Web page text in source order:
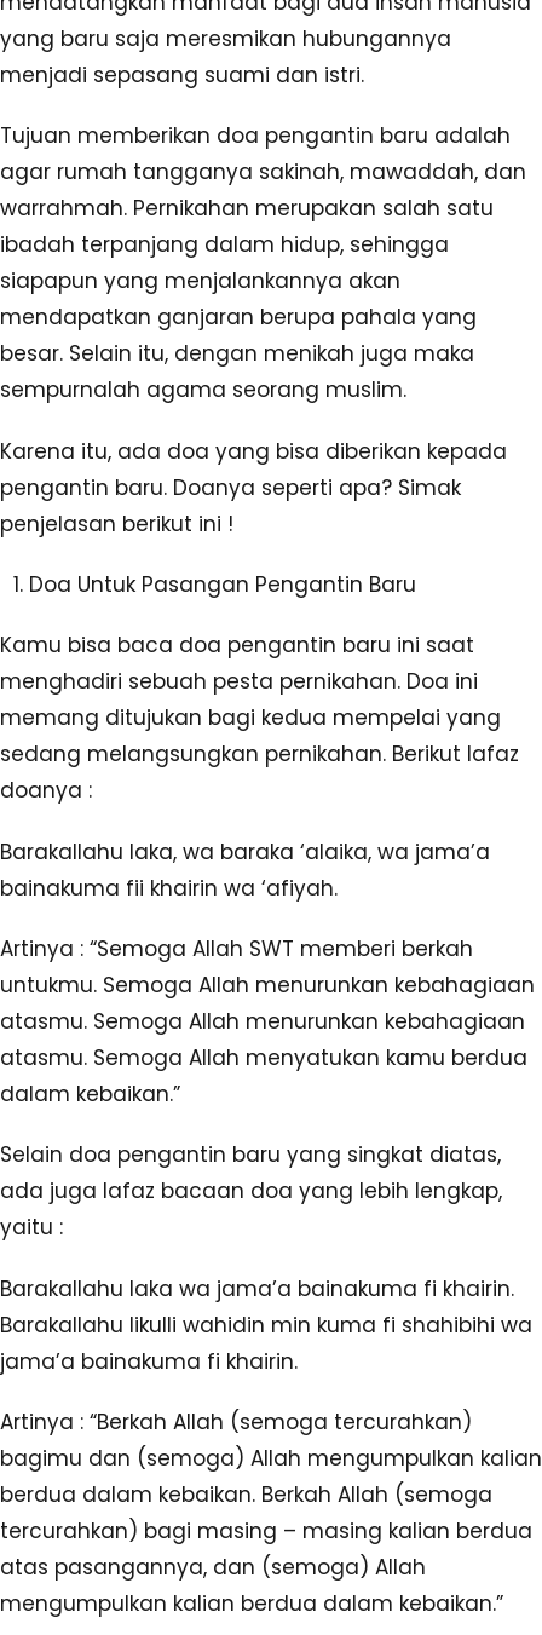
yang baru saja meresmikan hubungannya
menjadi sepasang suami dan istri.
Tujuan memberikan doa pengantin baru adalah
agar rumah tangganya sakinah, mawaddah, dan
warrahmah. Pernikahan merupakan salah satu
ibadah terpanjang dalam hidup, sehingga
siapapun yang menjalankannya akan
mendapatkan ganjaran berupa pahala yang
besar. Selain itu, dengan menikah juga maka
sempurnalah agama seorang muslim.
Karena itu, ada doa yang bisa diberikan kepada
pengantin baru. Doanya seperti apa? Simak
penjelasan berikut ini !
Doa Untuk Pasangan Pengantin Baru
Kamu bisa baca doa pengantin baru ini saat
menghadiri sebuah pesta pernikahan. Doa ini
memang ditujukan bagi kedua mempelai yang
sedang melangsungkan pernikahan. Berikut lafaz
doanya :
Barakallahu laka, wa baraka ‘alaika, wa jama’a
bainakuma fii khairin wa ‘afiyah.
Artinya : “Semoga Allah SWT memberi berkah
untukmu. Semoga Allah menurunkan kebahagiaan
atasmu. Semoga Allah menurunkan kebahagiaan
atasmu. Semoga Allah menyatukan kamu berdua
dalam kebaikan.”
Selain doa pengantin baru yang singkat diatas,
ada juga lafaz bacaan doa yang lebih lengkap,
yaitu :
Barakallahu laka wa jama’a bainakuma fi khairin.
Barakallahu likulli wahidin min kuma fi shahibihi wa
jama’a bainakuma fi khairin.
Artinya : “Berkah Allah (semoga tercurahkan)
bagimu dan (semoga) Allah mengumpulkan kalian
berdua dalam kebaikan. Berkah Allah (semoga
tercurahkan) bagi masing – masing kalian berdua
atas pasangannya, dan (semoga) Allah
mengumpulkan kalian berdua dalam kebaikan.”